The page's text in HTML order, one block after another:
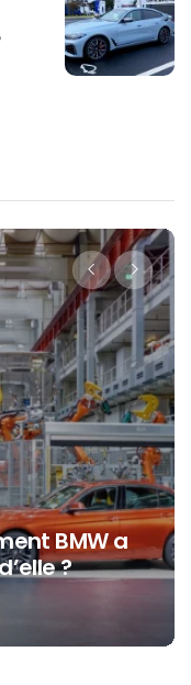
BMW a
?